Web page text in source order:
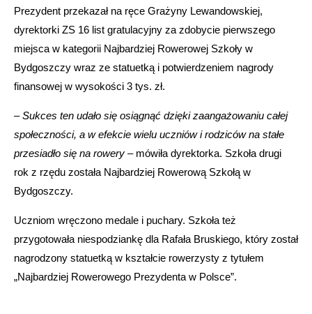
Prezydent przekazał na ręce Grażyny Lewandowskiej,
dyrektorki ZS 16 list gratulacyjny za zdobycie pierwszego
miejsca w kategorii Najbardziej Rowerowej Szkoły w
Bydgoszczy wraz ze statuetką i potwierdzeniem nagrody
finansowej w wysokości 3 tys. zł.
–Sukces ten udało się osiągnąć dzięki zaangażowaniu całej
społeczności, a w efekcie wielu uczniów i rodziców na stałe
przesiadło się na rowery – mówiła dyrektorka. Szkoła drugi
rok z rzędu została Najbardziej Rowerową Szkołą w
Bydgoszczy.
Uczniom wręczono medale i puchary. Szkoła też
przygotowała niespodziankę dla Rafała Bruskiego, który został
nagrodzony statuetką w kształcie rowerzysty z tytułem
„Najbardziej Rowerowego Prezydenta w Polsce”.